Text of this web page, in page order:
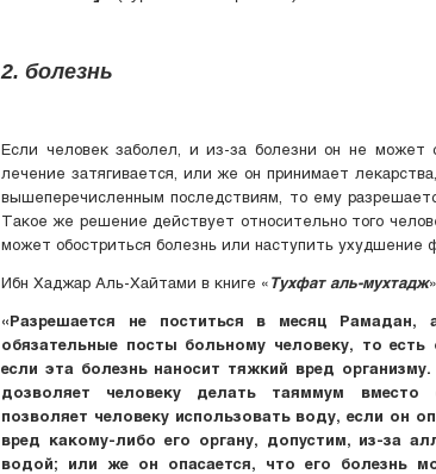
2. болезнь
Если человек заболел, и из-за болезни он не может
лечение затягивается, или же он принимает
вышеперечисленным последствиям, то ему
Такое же решение действует относительно того
может обостриться болезнь или наступить ухудшение
Ибн Хаджар Аль-Хайтами в книге «Тухфат аль-мухтадж
«Разрешается не поститься в месяц
обязательные посты больному человеку, то
если эта болезнь наносит тяжкий вред
дозволяет человеку делать таяммум вместо
позволяет человеку использовать воду, если он
вред какому-либо его органу, допустим, из-за
водой; или же он опасается, что его болезнь